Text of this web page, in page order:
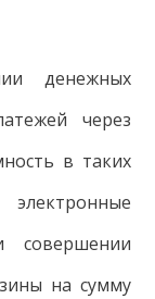
денежных
через
в таких
совершении
на сумму